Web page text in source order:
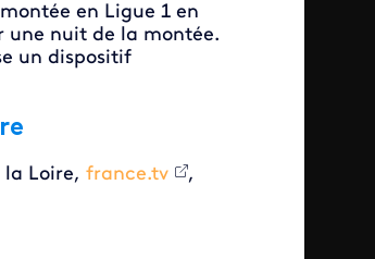
en Ligue 1 en
une nuit de la montée.
un dispositif
la Loire, france.tv
,